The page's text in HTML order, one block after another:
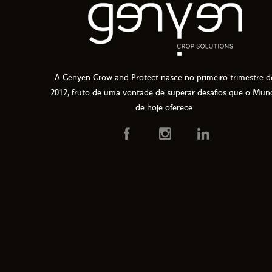
A Genyen Grow and Protect nasce no primeiro trimestre
2012, fruto de uma vontade de superar desafios que o
de hoje oferece.